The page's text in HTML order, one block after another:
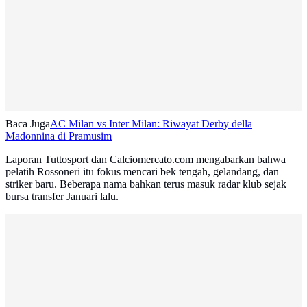
Baca JugaAC Milan vs Inter Milan: Riwayat Derby della
Madonnina di Pramusim
Laporan Tuttosport dan Calciomercato.com mengabarkan bahwa
pelatih Rossoneri itu fokus mencari bek tengah, gelandang, dan
striker baru. Beberapa nama bahkan terus masuk radar klub sejak
bursa transfer Januari lalu.